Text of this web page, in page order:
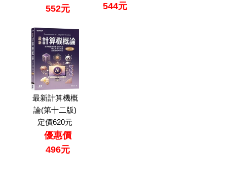
552元
544元
最新計算機概
論(第十二版)
定價620元
優惠價
496元